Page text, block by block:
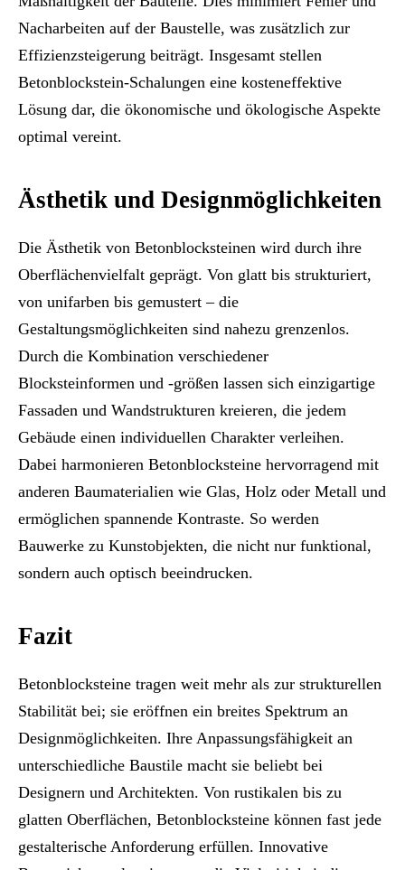
Nacharbeiten auf der Baustelle, was zusätzlich zur
Effizienzsteigerung beiträgt. Insgesamt stellen
Betonblockstein-Schalungen eine kosteneffektive
Lösung dar, die ökonomische und ökologische Aspekte
optimal vereint.
Ästhetik und Designmöglichkeiten
Die Ästhetik von Betonblocksteinen wird durch ihre
Oberflächenvielfalt geprägt. Von glatt bis strukturiert,
von unifarben bis gemustert – die
Gestaltungsmöglichkeiten sind nahezu grenzenlos.
Durch die Kombination verschiedener
Blocksteinformen und -größen lassen sich einzigartige
Fassaden und Wandstrukturen kreieren, die jedem
Gebäude einen individuellen Charakter verleihen.
Dabei harmonieren Betonblocksteine hervorragend mit
anderen Baumaterialien wie Glas, Holz oder Metall und
ermöglichen spannende Kontraste. So werden
Bauwerke zu Kunstobjekten, die nicht nur funktional,
sondern auch optisch beeindrucken.
Fazit
Betonblocksteine tragen weit mehr als zur strukturellen
Stabilität bei; sie eröffnen ein breites Spektrum an
Designmöglichkeiten. Ihre Anpassungsfähigkeit an
unterschiedliche Baustile macht sie beliebt bei
Designern und Architekten. Von rustikalen bis zu
glatten Oberflächen, Betonblocksteine können fast jede
gestalterische Anforderung erfüllen. Innovative